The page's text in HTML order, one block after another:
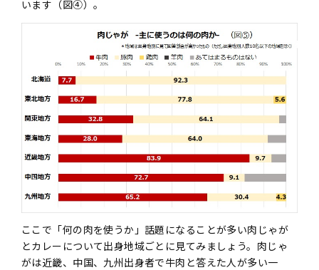
います（図④）。
ここで「何の肉を使うか」話題になることが多い肉じゃが
とカレーについて出身地域ごとに見てみましょう。肉じゃ
がは近畿、中国、九州出身者で牛肉と答えた人が多い一